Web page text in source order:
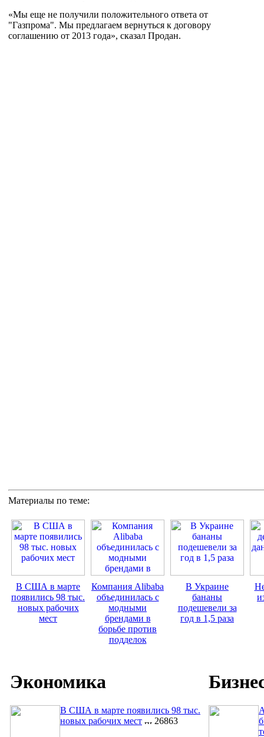
«Мы еще не получили положительного ответа от
"Газпрома". Мы предлагаем вернуться к договору
соглашению от 2013 года», сказал Продан.
Материалы по теме:
В США в марте
появились 98 тыс.
новых рабочих
мест
Компания Alibaba
объединилась с
модными
брендами в
борьбе против
подделок
В Украине
бананы
подешевели за
год в 1,5 раза
Экономика
В США в марте появились 98 тыс.
новых рабочих мест
26863